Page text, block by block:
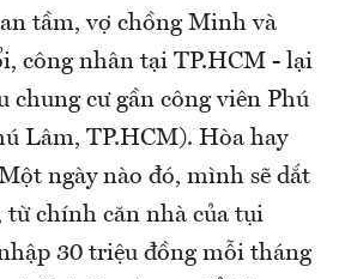
tầm, vợ chồng Minh và
công nhân tại TP.HCM - lại
chung cư gần công viên Phú
Lâm, TP.HCM). Hòa hay
ngày nào đó, mình sẽ dắt
từ chính căn nhà của tụi
30 triệu đồng mỗi tháng